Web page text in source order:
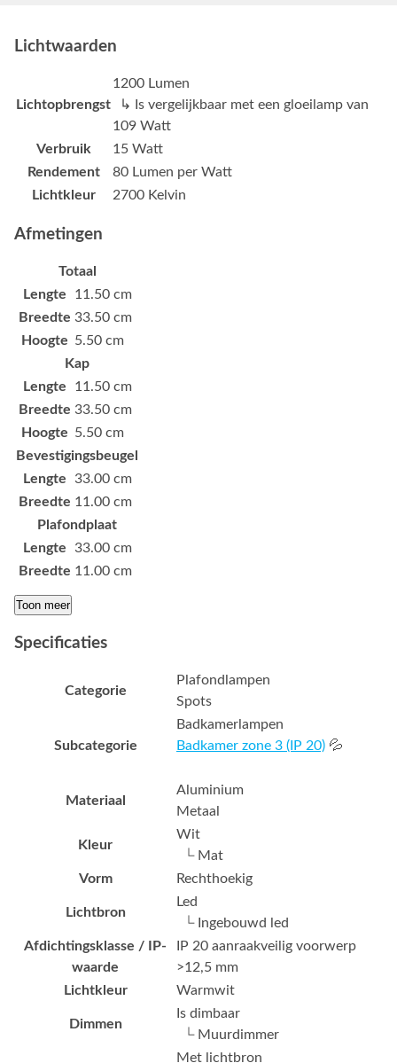
Lichtwaarden
Lichtopbrengst
1200 Lumen
↳ Is vergelijkbaar met een gloeilamp van
109 Watt
Verbruik
15 Watt
Rendement
80 Lumen per Watt
Lichtkleur
2700 Kelvin
Afmetingen
Totaal
Lengte
11.50 cm
Breedte 33.50 cm
Hoogte 5.50 cm
Kap
Lengte
11.50 cm
Breedte 33.50 cm
Hoogte 5.50 cm
Bevestigingsbeugel
Lengte
33.00 cm
Breedte 11.00 cm
Plafondplaat
Lengte
33.00 cm
Breedte 11.00 cm
Toon meer
Specificaties
Categorie
Plafondlampen
Spots
Subcategorie
Badkamerlampen
Badkamer zone 3 (IP 20) 💦
Materiaal
Aluminium
Metaal
Kleur
Wit
└ Mat
Vorm
Rechthoekig
Lichtbron
Led
└ Ingebouwd led
Afdichtingsklasse / IP-
waarde
IP 20 aanraakveilig voorwerp
>12,5 mm
Lichtkleur
Warmwit
Dimmen
Is dimbaar
└ Muurdimmer
Met lichtbron